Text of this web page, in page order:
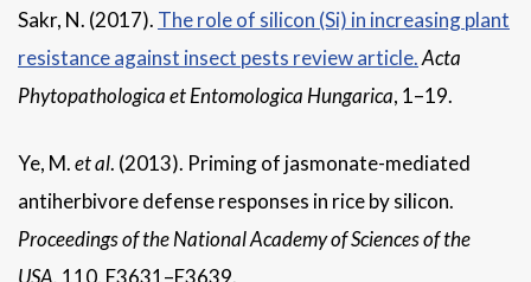
Sakr, N. (2017). The role of silicon (Si) in increasing plant
resistance against insect pests review article.Acta
Phytopathologica et Entomologica Hungarica, 1–19.
Ye, M.et al. (2013). Priming of jasmonate-mediated
antiherbivore defense responses in rice by silicon.
Proceedings of the National Academy of Sciences of the
USA, 110, E3631–E3639.